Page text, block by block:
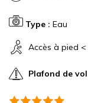
Type : Eau
Accès à pied <
Plafond de